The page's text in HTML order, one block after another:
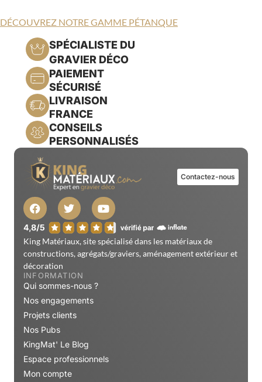
DÉCOUVREZ NOTRE GAMME PÉTANQUE
SPÉCIALISTE DU
GRAVIER DÉCO
PAIEMENT
SÉCURISÉ
LIVRAISON
FRANCE
CONSEILS
PERSONNALISÉS
Contactez-nous
King Matériaux, site spécialisé dans les matériaux de
constructions, agrégats/graviers, aménagement extérieur et
décoration
INFORMATION
Qui sommes-nous ?
Nos engagements
Projets clients
Nos Pubs
KingMat' Le Blog
Espace professionnels
Mon compte